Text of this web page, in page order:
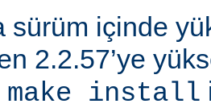
sürüm içinde
2.2.57’ye
make install